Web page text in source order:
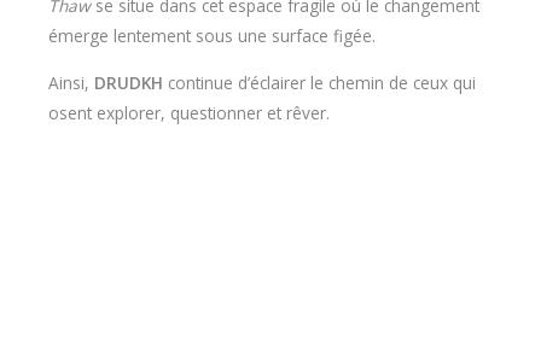
Thawse situe dans cet espace fragile où le changement
émerge lentement sous une surface figée.
Ainsi, DRUDKH continue d’éclairer le chemin de ceux qui
osent explorer, questionner et rêver.